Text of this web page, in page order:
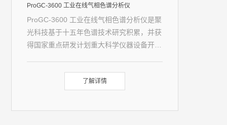
ProGC-3600 工业在线气相色谱分析仪
ProGC-3600 工业在线气相色谱分析仪是聚
光科技基于十五年色谱技术研究积累，并获
得国家重点研发计划重大科学仪器设备开发
IP66 防护等级设计，搭配小屋或分析机柜
了解详情